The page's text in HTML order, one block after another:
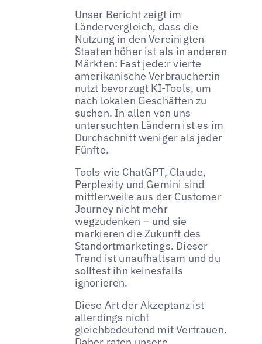
Unser Bericht zeigt im
Ländervergleich, dass die
Nutzung in den Vereinigten
Staaten höher ist als in anderen
Märkten: Fast jede:r vierte
amerikanische Verbraucher:in
nutzt bevorzugt KI-Tools, um
nach lokalen Geschäften zu
suchen. In allen von uns
untersuchten Ländern ist es im
Durchschnitt weniger als jeder
Fünfte.
Tools wie ChatGPT, Claude,
Perplexity und Gemini sind
mittlerweile aus der Customer
Journey nicht mehr
wegzudenken – und sie
markieren die Zukunft des
Standortmarketings. Dieser
Trend ist unaufhaltsam und du
solltest ihn keinesfalls
ignorieren.
Diese Art der Akzeptanz ist
allerdings nicht
gleichbedeutend mit Vertrauen.